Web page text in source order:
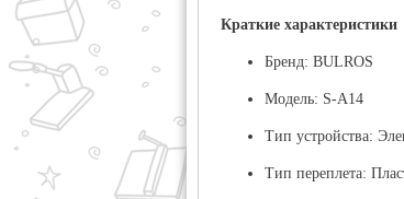
Краткие характеристики
Бренд: BULROS
Модель: S-A14
Тип устройства:
Тип переплета: